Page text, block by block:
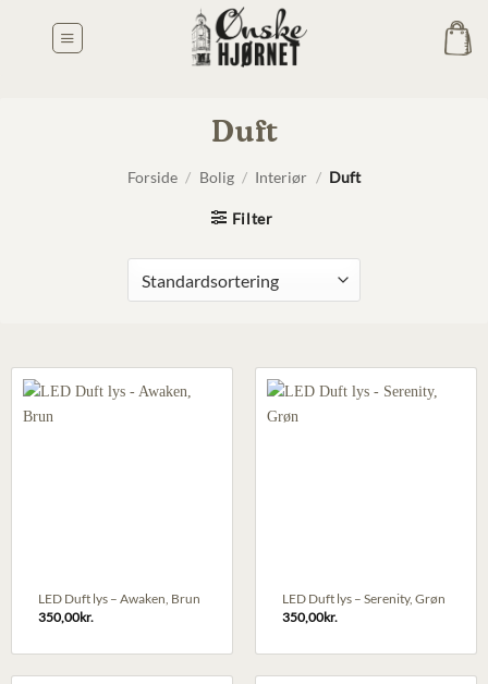
Duft
Forside / Bolig / Interiør / Duft
Filter
LED Duft lys – Awaken, Brun
350,00kr.
LED Duft lys – Serenity, Grøn
350,00kr.